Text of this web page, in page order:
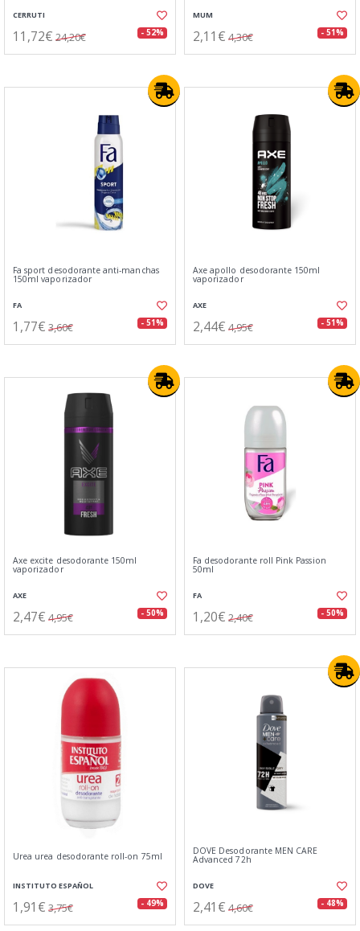
CERRUTI
11,72€ 24,20€ - 52%
MUM
2,11€ 4,30€ - 51%
Fa sport desodorante anti-manchas
150ml vaporizador
FA
1,77€ 3,60€ - 51%
Axe apollo desodorante 150ml
vaporizador
AXE
2,44€ 4,95€ - 51%
Axe excite desodorante 150ml
vaporizador
AXE
2,47€ 4,95€ - 50%
Fa desodorante roll Pink Passion
50ml
FA
1,20€ 2,40€ - 50%
Urea urea desodorante roll-on 75ml
INSTITUTO ESPAÑOL
1,91€ 3,75€ - 49%
DOVE Desodorante MEN CARE
Advanced 72h
DOVE
2,41€ 4,60€ - 48%